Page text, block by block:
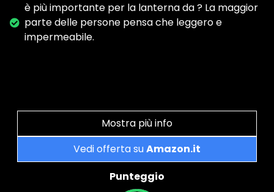
è più importante per la lanterna da ? La maggior
parte delle persone pensa che leggero e
impermeabile.
Mostra più info
Vedi offerta suAmazon.it
Punteggio